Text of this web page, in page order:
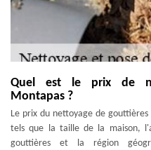
Quel est le prix de
Montapas ?
Le prix du nettoyage de
tels que la taille de la maison,
gouttières et la région